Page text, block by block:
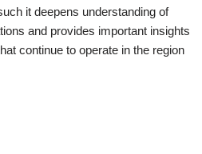
it deepens understanding of
and provides important insights
continue to operate in the region